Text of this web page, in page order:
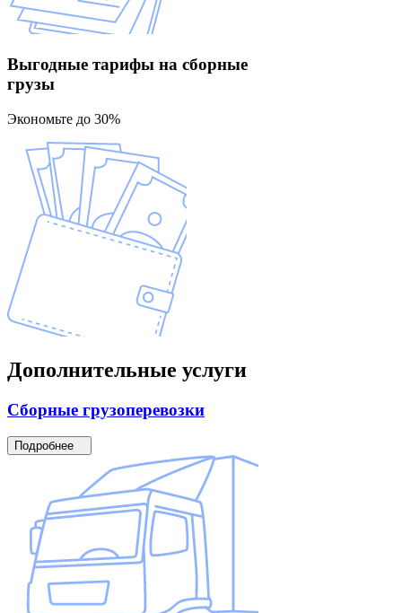
Выгодные тарифы на сборные
грузы
Экономьте до 30%
Дополнительные услуги
Сборные грузоперевозки
Подробнее